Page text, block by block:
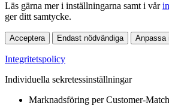
Läs gärna mer i inställningarna samt i vår
ger ditt samtycke.
Acceptera Endast nödvändiga Anpassa
Integritetspolicy
Individuella sekretessinställningar
Marknadsföring per Customer-Match